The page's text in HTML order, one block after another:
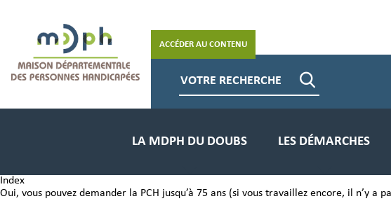
ACCÉDER AU CONTENU
LA MDPH DU DOUBS LES DÉMARCHES
Index
Oui, vous pouvez demander la PCH jusqu’à 75 ans (si vous travaillez encore, il n’y a